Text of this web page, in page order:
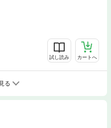
試し読み カートへ
る